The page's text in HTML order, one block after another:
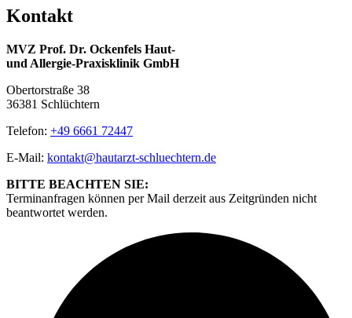
Kontakt
MVZ Prof. Dr. Ockenfels Haut-
und Allergie-Praxisklinik GmbH
Obertorstraße 38
36381 Schlüchtern
Telefon: +49 6661 72447
E-Mail: kontakt@hautarzt-schluechtern.de
BITTE BEACHTEN SIE:
Terminanfragen können per Mail derzeit aus Zeitgründen nicht
beantwortet werden.